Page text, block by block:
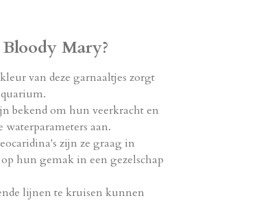
Mary?
van deze garnaaltjes zorgt
bekend om hun veerkracht en
waterparameters aan.
zijn ze graag in
hun gemak in een gezelschap
lijnen te kruisen kunnen